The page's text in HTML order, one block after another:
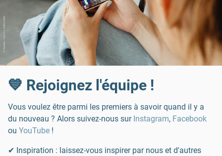
💙 Rejoignez l'équipe !
Vous voulez être parmi les premiers à savoir quand il y a
du nouveau ? Alors suivez-nous sur Instagram, Facebook
ou YouTube !
✔ Inspiration : laissez-vous inspirer par nous et d'autres